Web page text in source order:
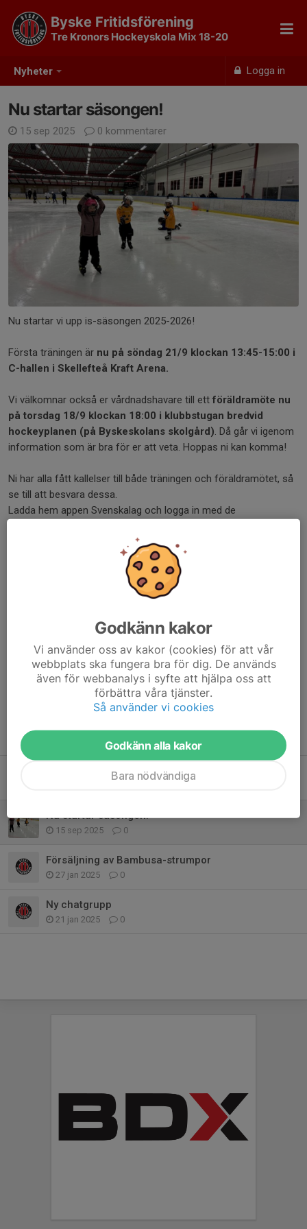
Nyheter Logga in
Byske Fritidsförening
Tre Kronors Hockeyskola Mix 18-20
Nu startar säsongen!
15 sep 2025 0 kommentarer
Nu startar vi upp is-säsongen 2025-2026!
Första träningen är nu på söndag 21/9 klockan 13:45-15:00 i
C-hallen i Skellefteå Kraft Arena.
Vi välkomnar också er vårdnadshavare till ett föräldramöte nu
på torsdag 18/9 klockan 18:00 i klubbstugan bredvid
hockeyplanen (på Byskeskolans skolgård). Då går vi igenom
information som är bra för er att veta. Hoppas ni kan komma!
Ni har alla fått kallelser till både träningen och föräldramötet, så
se till att besvara dessa.
Ladda hem appen Svenskalag och logga in med de
ingen information vi skickar ut. Har du problem med inloggningen
så kontakta Marina på kansliet: kansli@byskeff.se eller 0738-35
Bästa hälsningar från ledarna Mike, Robin, Matilda och Ludvig
Dela nyhet
Tidigare nyheter
Samanfattning föräldramöte
Nu startar säsongen!
15 sep 2025 0
Försäljning av Bambusa-strumpor
27 jan 2025 0
Ny chatgrupp
21 jan 2025 0
Godkänn kakor
Vi använder oss av kakor (cookies) för att vår
webbplats ska fungera bra för dig. De används
även för webbanalys i syfte att hjälpa oss att
förbättra våra tjänster.
Så använder vi cookies
Godkänn alla kakor
Bara nödvändiga